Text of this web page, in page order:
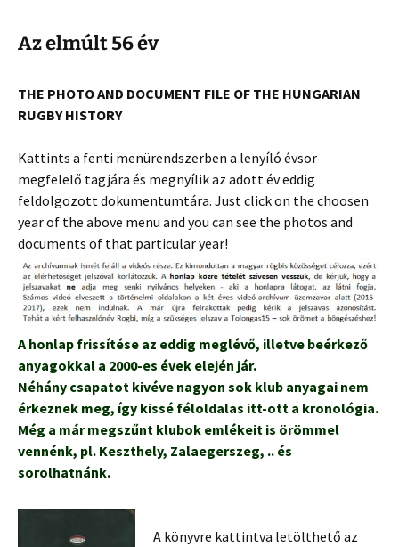
Az elmúlt 56 év
THE PHOTO AND DOCUMENT FILE OF THE HUNGARIAN
RUGBY HISTORY
Kattints a fenti menürendszerben a lenyíló évsor
megfelelő tagjára és megnyílik az adott év eddig
feldolgozott dokumentumtára. Just click on the choosen
year of the above menu and you can see the photos and
documents of that particular year!
A honlap frissítése az eddig meglévő, illetve beérkező
anyagokkal a 2000-es évek elején jár.
Néhány csapatot kivéve nagyon sok klub anyagai nem
érkeznek meg, így kissé féloldalas itt-ott a kronológia.
Még a már megszűnt klubok emlékeit is örömmel
vennénk, pl. Keszthely, Zalaegerszeg, .. és
sorolhatnánk.
A könyvre kattintva letölthető az